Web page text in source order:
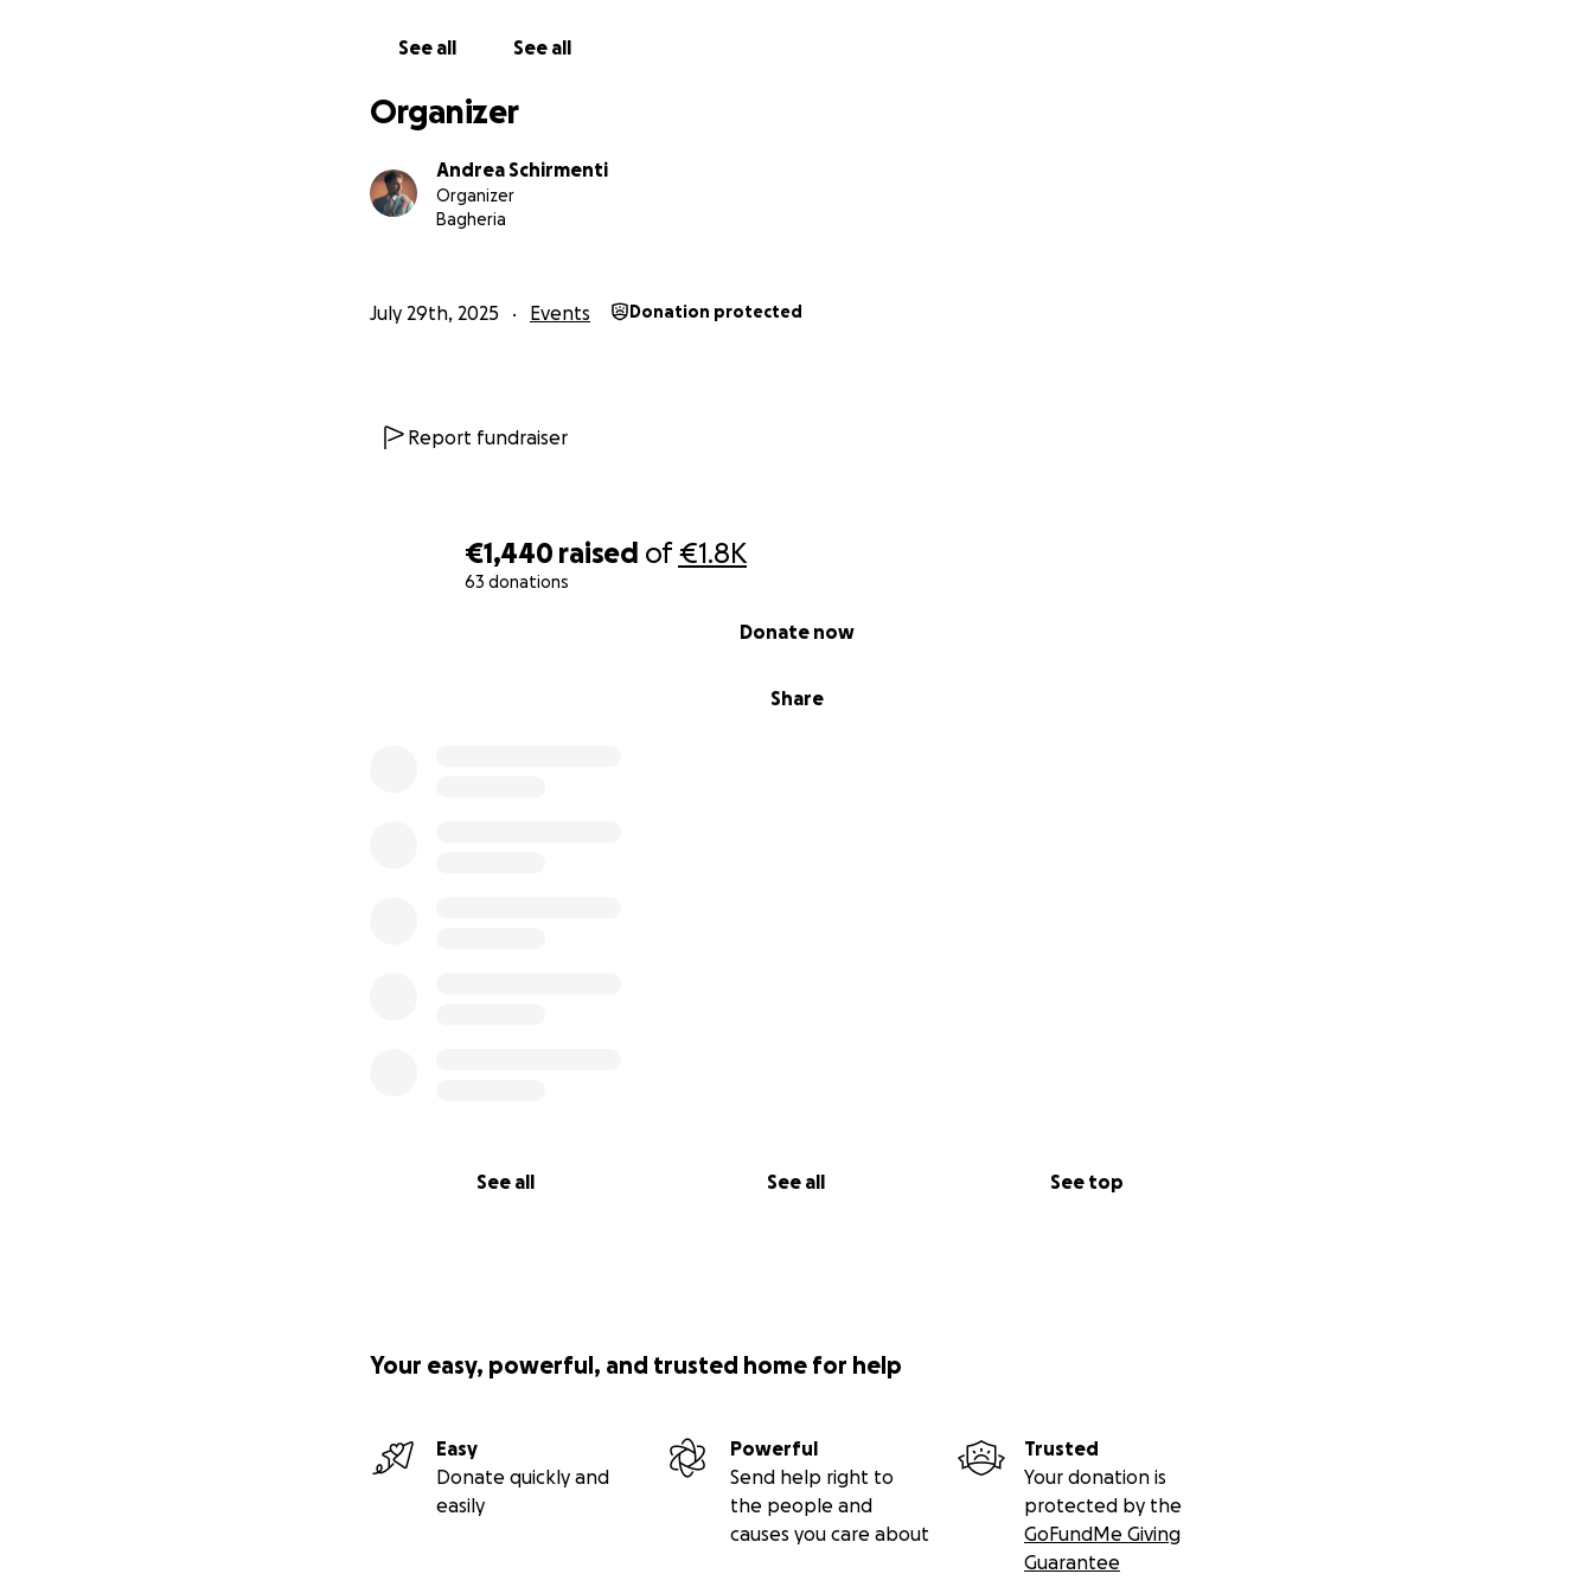
€1,440 raised of€1.8K
63 donations
Share
Donate now
See all See all See top
See all See all
Organizer
Andrea Schirmenti
Organizer
Bagheria
July 29th, 2025 Events Donation protected
Report fundraiser
Your easy, powerful, and trusted home for help
Easy
Donate quickly and
easily
Powerful
Send help right to
the people and
causes you care about
Trusted
Your donation is
protected by the
GoFundMe Giving
Guarantee